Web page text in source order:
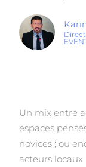
Un mix entre
espaces
novices ; ou
acteurs